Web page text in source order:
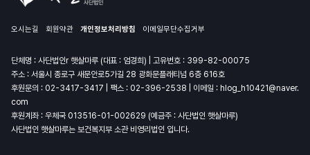
오시는길 회원약관 개인정보처리방침 이메일무단수집거부
단체명 : 사단법인r 햇살마루 (대표 : 엄경희) | 고유번호 : 399-82-00075
주소 : 서울시 종로구 새문안로5가길 28 광화문플래티넘 6층 616호
후원문의 : 02-3417-3417 | 팩스 : 02-396-2538 | 이메일 : hlog_h10421@naver.
com
후원계좌 : 우체국 013516-01-002629 (예금주 : 사단법인 햇살마루)
사단법인 햇살마루는 보건복지부 소관 비영리법인 입니다.